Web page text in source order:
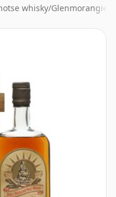
whisky/Glenmorangie